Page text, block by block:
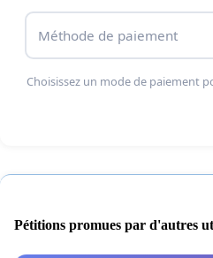
Méthode de paiement
Choisissez un mode de paiement
Pétitions promues par d'autres